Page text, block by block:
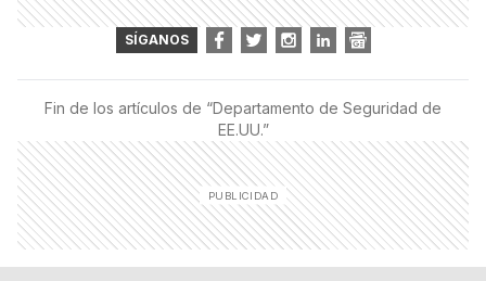
SÍGANOS
Fin de los artículos de “Departamento de Seguridad de
EE.UU.”